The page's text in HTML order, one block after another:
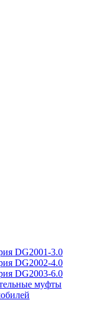
DG2001-3.0
DG2002-4.0
DG2003-6.0
муфты